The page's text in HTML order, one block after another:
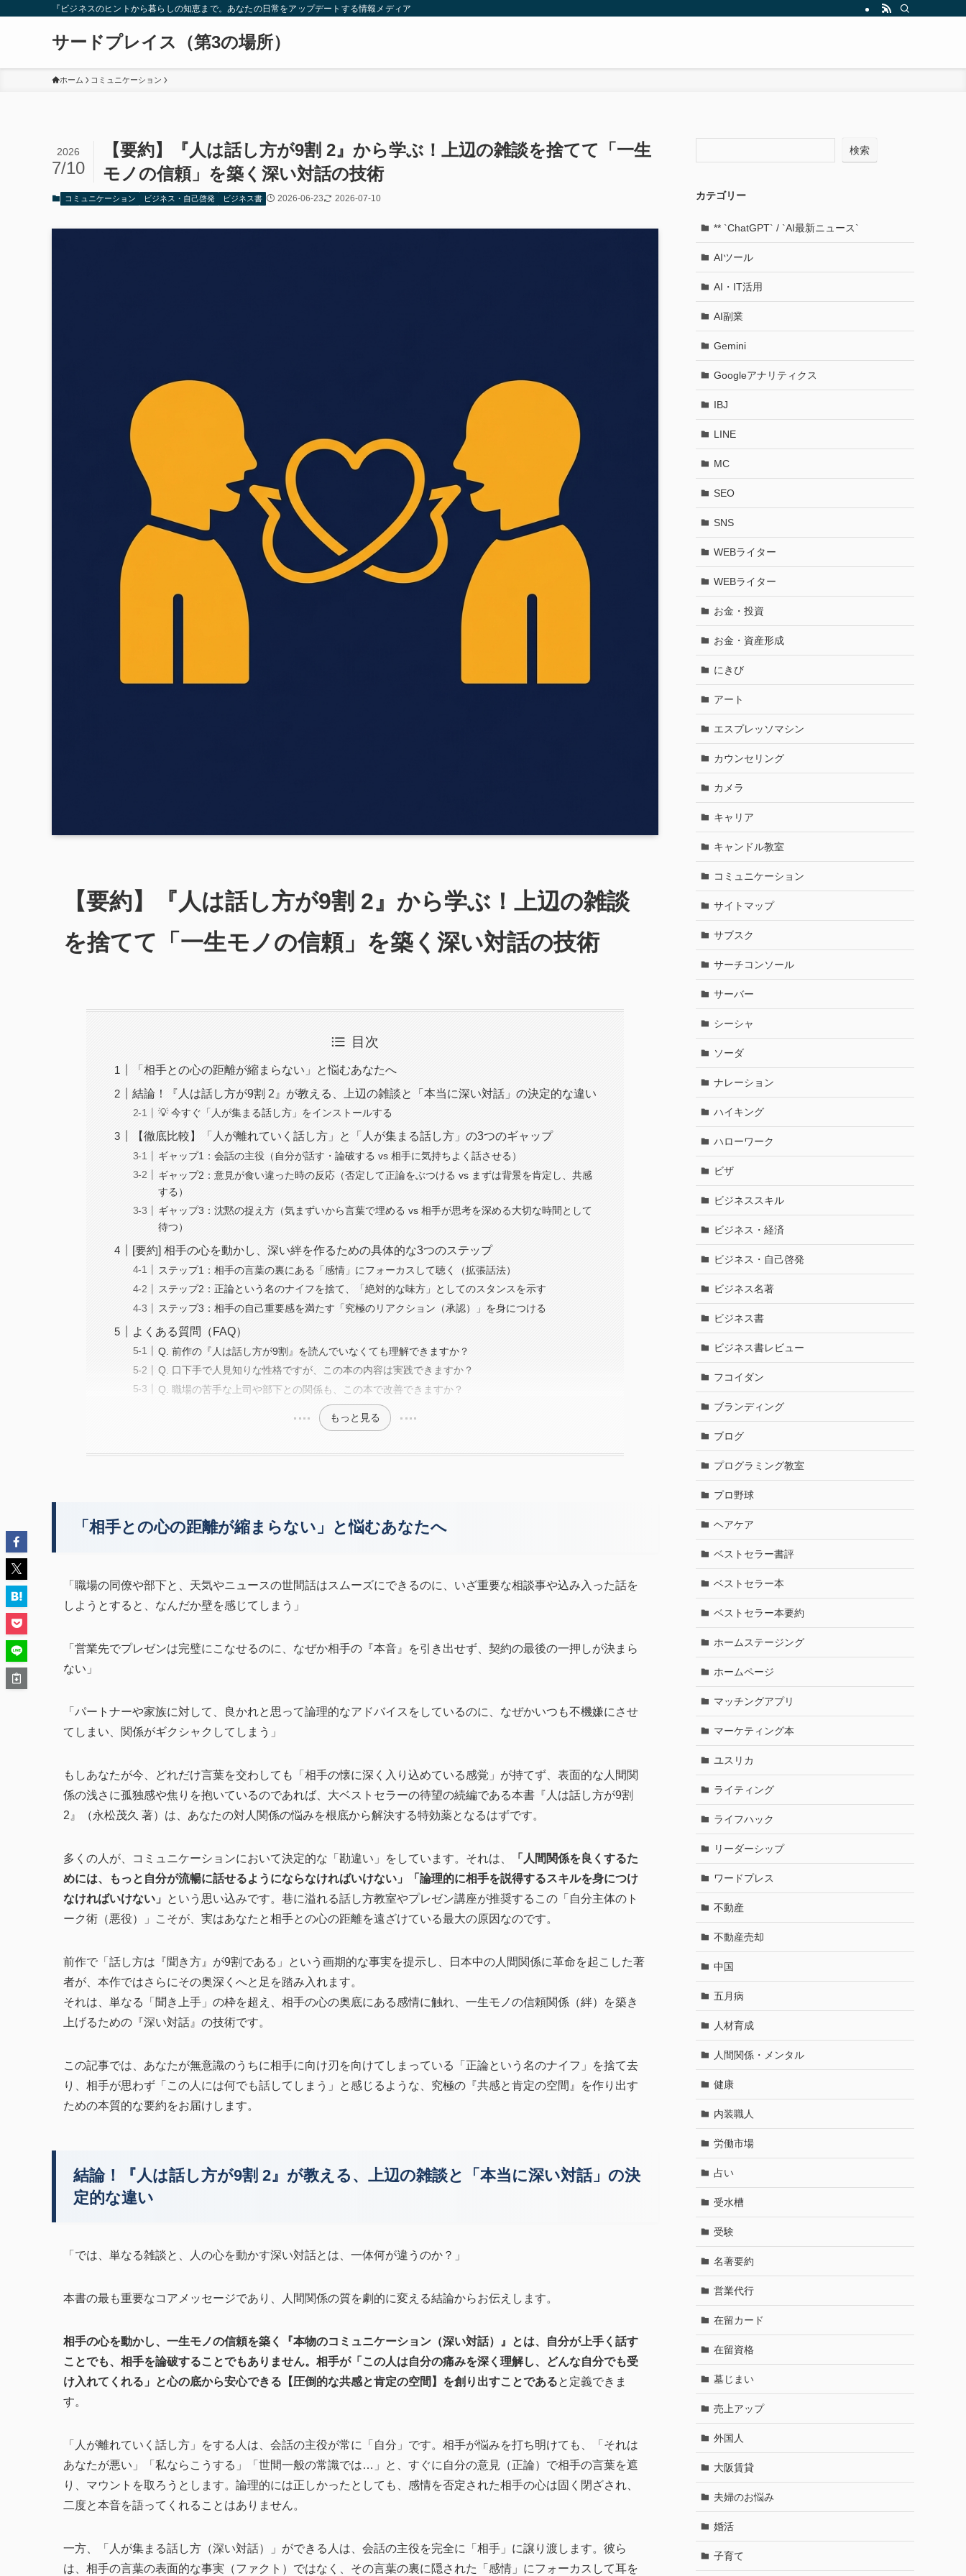
『ビジネスのヒントから暮らしの知恵まで。あなたの日常をアップデートする情報メディア
サードプレイス（第3の場所）
ホーム コミュニケーション
【要約】『人は話し方が9割 2』から学ぶ！上辺の雑談を捨てて「一生
モノの信頼」を築く深い対話の技術
2026
7/10
コミュニケーション ビジネス・自己啓発 ビジネス書 2026-06-23 2026-07-10
【要約】『人は話し方が9割 2』から学ぶ！上辺の雑談
を捨てて「一生モノの信頼」を築く深い対話の技術
目次
「相手との心の距離が縮まらない」と悩むあなたへ
結論！『人は話し方が9割 2』が教える、上辺の雑談と「本当に深い対話」の決定的な違い
💡 今すぐ「人が集まる話し方」をインストールする
【徹底比較】「人が離れていく話し方」と「人が集まる話し方」の3つのギャップ
ギャップ1：会話の主役（自分が話す・論破する vs 相手に気持ちよく話させる）
ギャップ2：意見が食い違った時の反応（否定して正論をぶつける vs まずは背景を肯定し、共感
する）
ギャップ3：沈黙の捉え方（気まずいから言葉で埋める vs 相手が思考を深める大切な時間として
待つ）
[要約] 相手の心を動かし、深い絆を作るための具体的な3つのステップ
ステップ1：相手の言葉の裏にある「感情」にフォーカスして聴く（拡張話法）
ステップ2：正論という名のナイフを捨て、「絶対的な味方」としてのスタンスを示す
ステップ3：相手の自己重要感を満たす「究極のリアクション（承認）」を身につける
よくある質問（FAQ）
Q. 前作の『人は話し方が9割』を読んでいなくても理解できますか？
Q. 口下手で人見知りな性格ですが、この本の内容は実践できますか？
Q. 職場の苦手な上司や部下との関係も、この本で改善できますか？
もっと見る
「相手との心の距離が縮まらない」と悩むあなたへ
「職場の同僚や部下と、天気やニュースの世間話はスムーズにできるのに、いざ重要な相談事や込み入った話を
しようとすると、なんだか壁を感じてしまう」
「営業先でプレゼンは完璧にこなせるのに、なぜか相手の『本音』を引き出せず、契約の最後の一押しが決まら
ない」
「パートナーや家族に対して、良かれと思って論理的なアドバイスをしているのに、なぜかいつも不機嫌にさせ
てしまい、関係がギクシャクしてしまう」
もしあなたが今、どれだけ言葉を交わしても「相手の懐に深く入り込めている感覚」が持てず、表面的な人間関
係の浅さに孤独感や焦りを抱いているのであれば、大ベストセラーの待望の続編である本書『人は話し方が9割
2』（永松茂久 著）は、あなたの対人関係の悩みを根底から解決する特効薬となるはずです。
多くの人が、コミュニケーションにおいて決定的な「勘違い」をしています。それは、
「人間関係を良くするた
めには、もっと自分が流暢に話せるようにならなければいけない」「論理的に相手を説得するスキルを身につけ
なければいけない」
という思い込みです。巷に溢れる話し方教室やプレゼン講座が推奨するこの「自分主体のト
ーク術（悪役）」こそが、実はあなたと相手との心の距離を遠ざけている最大の原因なのです。
前作で「話し方は『聞き方』が9割である」という画期的な事実を提示し、日本中の人間関係に革命を起こした著
者が、本作ではさらにその奥深くへと足を踏み入れます。
それは、単なる「聞き上手」の枠を超え、相手の心の奥底にある感情に触れ、一生モノの信頼関係（絆）を築き
上げるための『深い対話』の技術です。
この記事では、あなたが無意識のうちに相手に向け刃を向けてしまっている「正論という名のナイフ」を捨て去
り、相手が思わず「この人には何でも話してしまう」と感じるような、究極の『共感と肯定の空間』を作り出す
ための本質的な要約をお届けします。
結論！『人は話し方が9割 2』が教える、上辺の雑談と「本当に深い対話」の決
定的な違い
「では、単なる雑談と、人の心を動かす深い対話とは、一体何が違うのか？」
本書の最も重要なコアメッセージであり、人間関係の質を劇的に変える結論からお伝えします。
相手の心を動かし、一生モノの信頼を築く『本物のコミュニケーション（深い対話）』とは、自分が上手く話す
ことでも、相手を論破することでもありません。相手が「この人は自分の痛みを深く理解し、どんな自分でも受
け入れてくれる」と心の底から安心できる【圧倒的な共感と肯定の空間】を創り出すことであると定義できま
す。
「人が離れていく話し方」をする人は、会話の主役が常に「自分」です。相手が悩みを打ち明けても、「それは
あなたが悪い」「私ならこうする」「世間一般の常識では…」と、すぐに自分の意見（正論）で相手の言葉を遮
り、マウントを取ろうとします。論理的には正しかったとしても、感情を否定された相手の心は固く閉ざされ、
二度と本音を語ってくれることはありません。
一方、「人が集まる話し方（深い対話）」ができる人は、会話の主役を完全に「相手」に譲り渡します。彼ら
は、相手の言葉の表面的な事実（ファクト）ではなく、その言葉の裏に隠された「感情」にフォーカスして耳を
検索
カテゴリー
** `ChatGPT` / `AI最新ニュース`
AIツール
AI・IT活用
AI副業
Gemini
Googleアナリティクス
IBJ
LINE
MC
SEO
SNS
WEBライター
WEBライター
お金・投資
お金・資産形成
にきび
アート
エスプレッソマシン
カウンセリング
カメラ
キャリア
キャンドル教室
コミュニケーション
サイトマップ
サブスク
サーチコンソール
サーバー
シーシャ
ソーダ
ナレーション
ハイキング
ハローワーク
ビザ
ビジネススキル
ビジネス・経済
ビジネス・自己啓発
ビジネス名著
ビジネス書
ビジネス書レビュー
フコイダン
ブランディング
ブログ
プログラミング教室
プロ野球
ヘアケア
ベストセラー書評
ベストセラー本
ベストセラー本要約
ホームステージング
ホームページ
マッチングアプリ
マーケティング本
ユスリカ
ライティング
ライフハック
リーダーシップ
ワードプレス
不動産
不動産売却
中国
五月病
人材育成
人間関係・メンタル
健康
内装職人
労働市場
占い
受水槽
受験
名著要約
営業代行
在留カード
在留資格
墓じまい
売上アップ
外国人
大阪賃貸
夫婦のお悩み
婚活
子育て